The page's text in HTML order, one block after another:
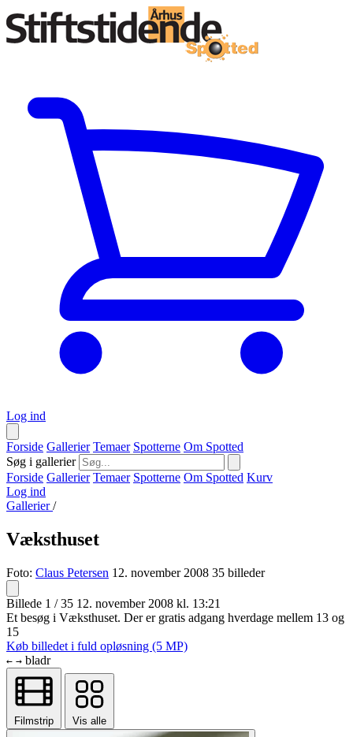
Log ind
Forside Gallerier Temaer Spotterne Om Spotted
Søg i gallerier
Forside Gallerier Temaer Spotterne Om Spotted Kurv
Log ind
Gallerier/
Væksthuset
Foto: Claus Petersen 12. november 2008 35 billeder
Billede 1 / 35 12. november 2008 kl. 13:21
Et besøg i Væksthuset. Der er gratis adgang hverdage mellem 13 og
15
Køb billedet i fuld opløsning (5 MP)
← → bladr
Filmstrip Vis alle